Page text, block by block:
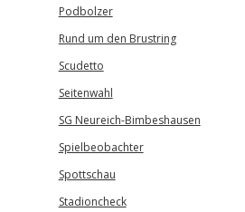
Podbolzer
Rund um den Brustring
Scudetto
Seitenwahl
SG Neureich-Bimbeshausen
Spielbeobachter
Spottschau
Stadioncheck